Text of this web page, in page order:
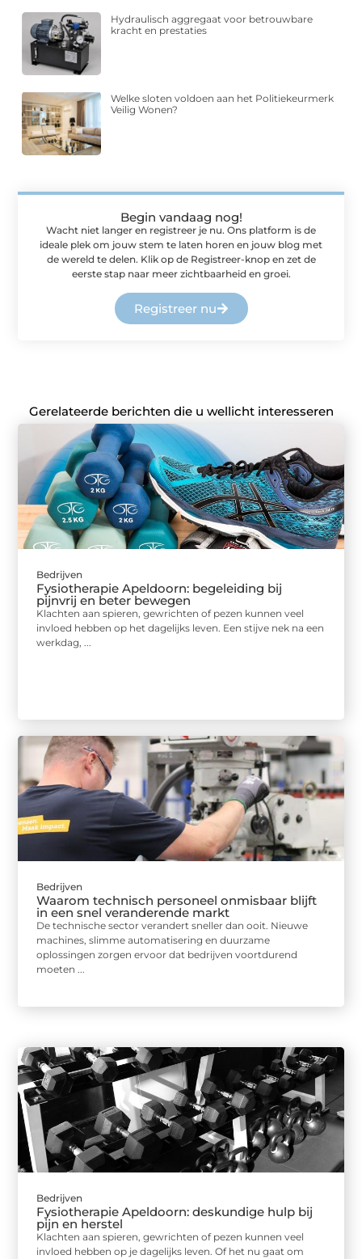
Hydraulisch aggregaat voor betrouwbare
kracht en prestaties
Welke sloten voldoen aan het Politiekeurmerk
Veilig Wonen?
Begin vandaag nog!
Wacht niet langer en registreer je nu. Ons platform is de
ideale plek om jouw stem te laten horen en jouw blog met
de wereld te delen. Klik op de Registreer-knop en zet de
eerste stap naar meer zichtbaarheid en groei.
Registreer nu
Gerelateerde berichten die u wellicht interesseren
Bedrijven
Fysiotherapie Apeldoorn: begeleiding bij
pijnvrij en beter bewegen
Klachten aan spieren, gewrichten of pezen kunnen veel
invloed hebben op het dagelijks leven. Een stijve nek na een
werkdag, ...
Bedrijven
Waarom technisch personeel onmisbaar blijft
in een snel veranderende markt
De technische sector verandert sneller dan ooit. Nieuwe
machines, slimme automatisering en duurzame
oplossingen zorgen ervoor dat bedrijven voortdurend
moeten ...
Bedrijven
Fysiotherapie Apeldoorn: deskundige hulp bij
pijn en herstel
Klachten aan spieren, gewrichten of pezen kunnen veel
invloed hebben op je dagelijks leven. Of het nu gaat om